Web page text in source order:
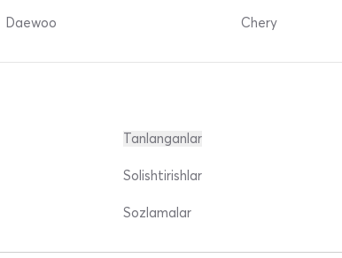
Daewoo Chery
Tanlanganlar
Solishtirishlar
Sozlamalar